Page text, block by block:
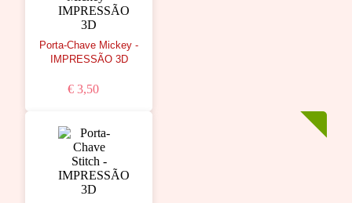
Porta-Chave Mickey -
IMPRESSÃO 3D
€ 3,50